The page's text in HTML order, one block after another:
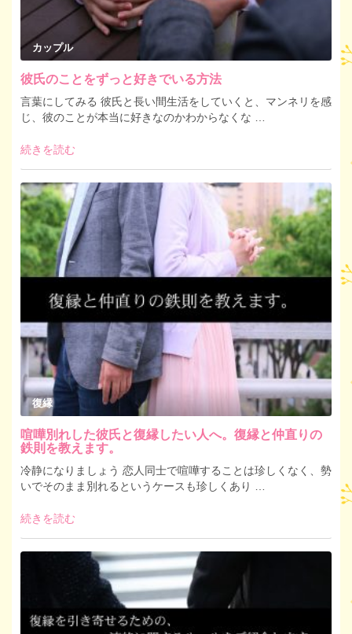
カップル
彼氏のことをずっと好きでいる方法
言葉にしてみる 彼氏と長い間生活をしていくと、マンネリを感
じ、彼のことが本当に好きなのかわからなくな …
続きを読む
復縁
喧嘩別れした彼氏と復縁したい人へ。復縁と仲直りの
鉄則を教えます。
冷静になりましょう 恋人同士で喧嘩することは珍しくなく、勢
いでそのまま別れるというケースも珍しくあり …
続きを読む